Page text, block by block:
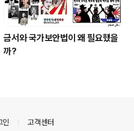
금서와 국가보안법이 왜 필요했을
까?
인 고객센터